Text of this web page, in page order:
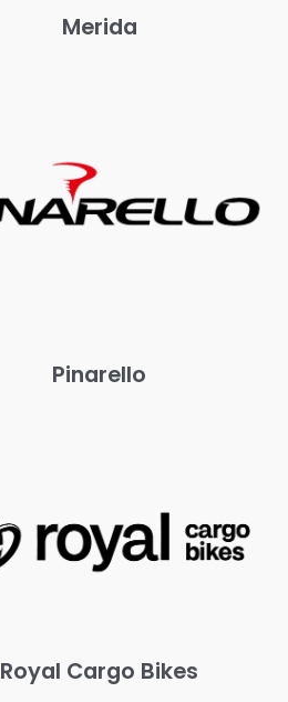
Merida
Pinarello
Royal Cargo Bikes